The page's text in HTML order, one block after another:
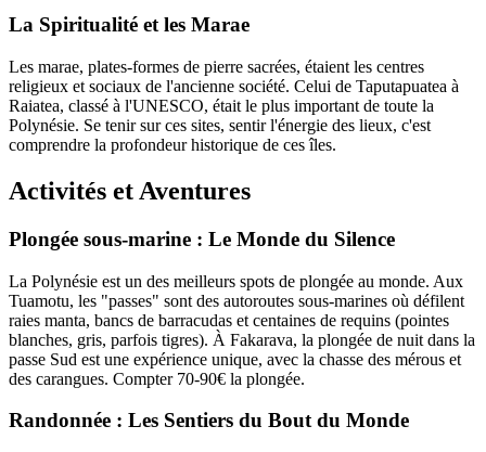
La Spiritualité et les Marae
Les marae, plates-formes de pierre sacrées, étaient les centres
religieux et sociaux de l'ancienne société. Celui de Taputapuatea à
Raiatea, classé à l'UNESCO, était le plus important de toute la
Polynésie. Se tenir sur ces sites, sentir l'énergie des lieux, c'est
comprendre la profondeur historique de ces îles.
Activités et Aventures
Plongée sous-marine : Le Monde du Silence
La Polynésie est un des meilleurs spots de plongée au monde. Aux
Tuamotu, les "passes" sont des autoroutes sous-marines où défilent
raies manta, bancs de barracudas et centaines de requins (pointes
blanches, gris, parfois tigres). À Fakarava, la plongée de nuit dans la
passe Sud est une expérience unique, avec la chasse des mérous et
des carangues. Compter 70-90€ la plongée.
Randonnée : Les Sentiers du Bout du Monde